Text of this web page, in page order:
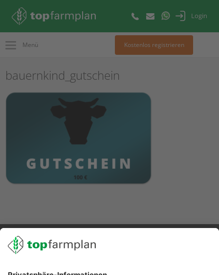
Login
Menü Kostenlos registrieren
bauernkind_gutschein